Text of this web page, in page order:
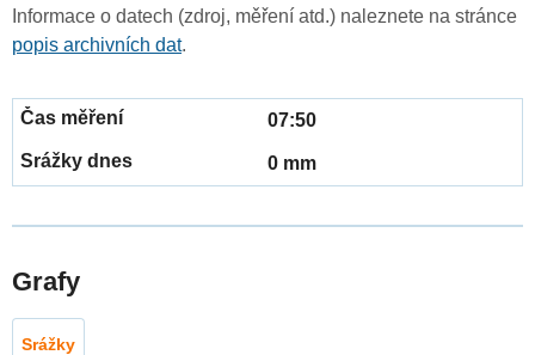
Informace o datech (zdroj, měření atd.) naleznete na stránce
popis archivních dat.
07:50
0 mm
Grafy
Srážky